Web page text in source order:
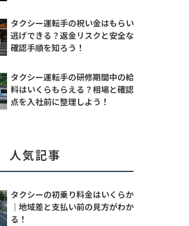
タクシー運転手の祝い金はもらい
逃げできる？返金リスクと安全な
確認手順を知ろう！
タクシー運転手の研修期間中の給
料はいくらもらえる？相場と確認
点を入社前に整理しよう！
人気記事
タクシーの初乗り料金はいくらか
｜地域差と支払い前の見方がわか
る！